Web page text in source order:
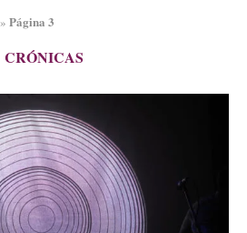
» Página 3
CRÓNICAS